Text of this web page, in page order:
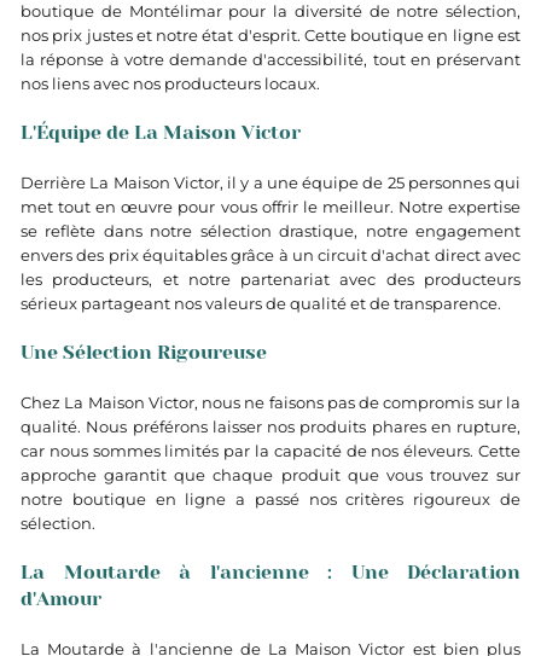
boutique de Montélimar pour la diversité de notre sélection,
nos prix justes et notre état d'esprit. Cette boutique en ligne est
la réponse à votre demande d'accessibilité, tout en préservant
nos liens avec nos producteurs locaux.
L'Équipe de La Maison Victor
Derrière La Maison Victor, il y a une équipe de 25 personnes qui
met tout en œuvre pour vous offrir le meilleur. Notre expertise
se reflète dans notre sélection drastique, notre engagement
envers des prix équitables grâce à un circuit d'achat direct avec
les producteurs, et notre partenariat avec des producteurs
sérieux partageant nos valeurs de qualité et de transparence.
Une Sélection Rigoureuse
Chez La Maison Victor, nous ne faisons pas de compromis sur la
qualité. Nous préférons laisser nos produits phares en rupture,
car nous sommes limités par la capacité de nos éleveurs. Cette
approche garantit que chaque produit que vous trouvez sur
notre boutique en ligne a passé nos critères rigoureux de
sélection.
La Moutarde à l'ancienne : Une Déclaration
d'Amour
La Moutarde à l'ancienne de La Maison Victor est bien plus